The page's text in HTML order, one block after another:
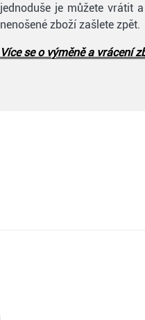
jednoduše je můžete vrátit
nenošené zboží zašlete zpět.
Více se o výměně a vrácení